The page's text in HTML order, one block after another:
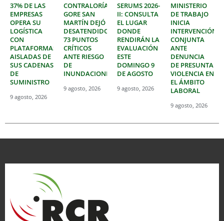
37% DE LAS
EMPRESAS
OPERA SU
LOGÍSTICA
CON
PLATAFORMAS
AISLADAS DE
SUS CADENAS
DE
SUMINISTRO
9 agosto, 2026
CONTRALORÍA:
GORE SAN
MARTÍN DEJÓ
DESATENDIDOS
73 PUNTOS
CRÍTICOS
ANTE RIESGO
DE
INUNDACIONES
9 agosto, 2026
SERUMS 2026-
II: CONSULTA
EL LUGAR
DONDE
RENDIRÁN LA
EVALUACIÓN
ESTE
DOMINGO 9
DE AGOSTO
9 agosto, 2026
MINISTERIO
DE TRABAJO
INICIA
INTERVENCIÓN
CONJUNTA
ANTE
DENUNCIA
DE PRESUNTA
VIOLENCIA EN
EL ÁMBITO
LABORAL
9 agosto, 2026